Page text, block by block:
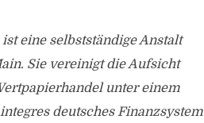
eine selbstständige Anstalt
Sie vereinigt die Aufsicht
unter einem
deutsches Finanzsystem